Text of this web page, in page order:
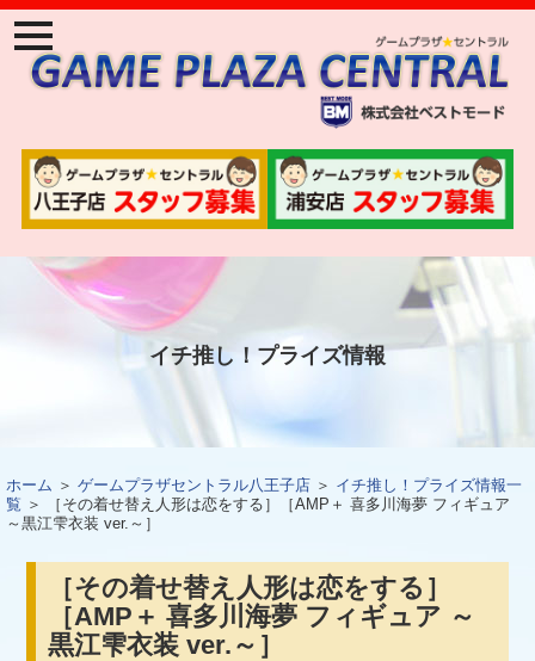
ナ
ビ
ゲ
ー
ン
メ
ニ
ュ
イチ推し！プライズ情報
ホーム ＞ ゲームプラザセントラル八王子店 ＞ イチ推し！プライズ情報一
覧 ＞ ［その着せ替え人形は恋をする］［AMP＋ 喜多川海夢 フィギュア
～黒江雫衣装 ver.～］
［その着せ替え人形は恋をする］
［AMP＋ 喜多川海夢 フィギュア ～
黒江雫衣装 ver.～］